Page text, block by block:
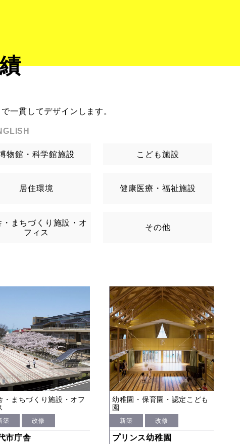
一貫してデザインします。
物館・科学館施設 こども施設
居住環境 健康医療・福祉施設
・まちづくり施設・オ
フィス
その他
・まちづくり施設・オフ
築 改修
市庁舎
幼稚園・保育園・認定こども
園
新築 改修
プリンス幼稚園